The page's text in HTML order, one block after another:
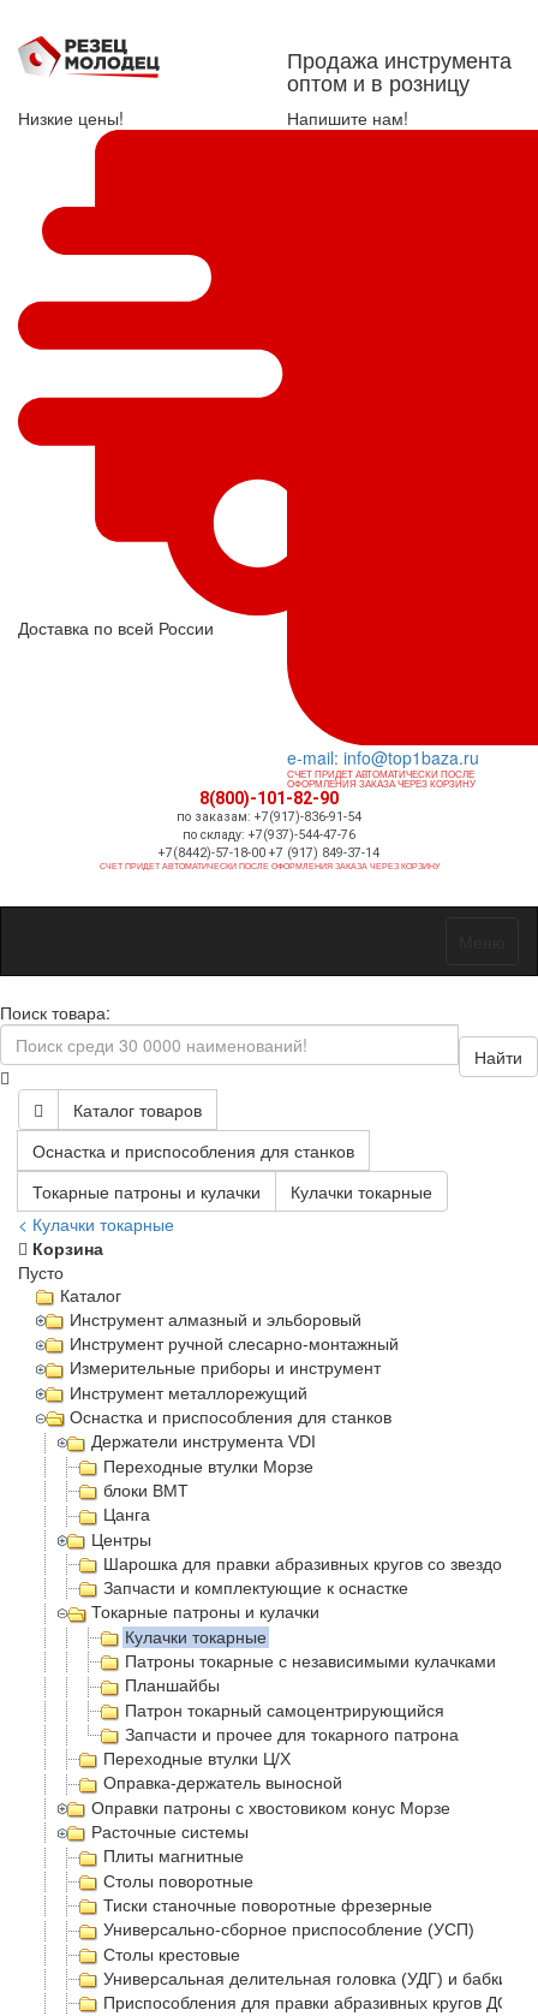
Продажа инструмента
оптом и в розницу
Низкие цены!
Доставка по всей России
Напишите нам!
e-mail: info@top1baza.ru
СЧЕТ ПРИДЕТ АВТОМАТИЧЕСКИ ПОСЛЕ
ОФОРМЛЕНИЯ ЗАКАЗА ЧЕРЕЗ КОРЗИНУ
8(800)-101-82-90
по заказам: +7(917)-836-91-54
по складу: +7(937)-544-47-76
+7(8442)-57-18-00 +7 (917) 849-37-14
СЧЕТ ПРИДЕТ АВТОМАТИЧЕСКИ ПОСЛЕ ОФОРМЛЕНИЯ ЗАКАЗА ЧЕРЕЗ КОРЗИНУ
Поиск товара:
Найти
Каталог товаров
Оснастка и приспособления для станков
Токарные патроны и кулачки
Кулачки токарные
< Кулачки токарные
Корзина
Пусто
Каталог
Инструмент алмазный и эльборовый
Инструмент ручной слесарно-монтажный
Измерительные приборы и инструмент
Инструмент металлорежущий
Оснастка и приспособления для станков
Держатели инструмента VDI
Переходные втулки Морзе
блоки BMT
Цанга
Центры
Шарошка для правки абразивных кругов со
Запчасти и комплектующие к оснастке
Токарные патроны и кулачки
Кулачки токарные
Патроны токарные с независимыми кулачками
Планшайбы
Патрон токарный самоцентрирующийся
Запчасти и прочее для токарного патрона
Переходные втулки Ц/Х
Оправка-держатель выносной
Оправки патроны с хвостовиком конус Морзе
Расточные системы
Плиты магнитные
Столы поворотные
Тиски станочные поворотные фрезерные
Универсально-сборное приспособление (УСП)
Столы крестовые
Универсальная делительная головка (УДГ) и бабки
Приспособления для правки абразивных кругов ДО-